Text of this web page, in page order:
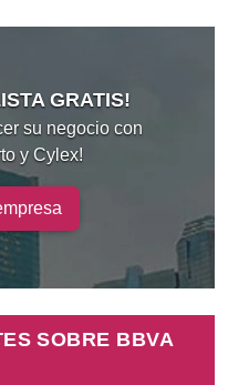
GRATIS!
su negocio con
y Cylex!
SOBRE BBVA